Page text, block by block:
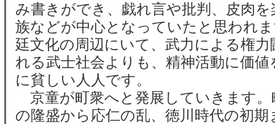
み書きができ、戯れ言や批判、皮肉
族などが中心となっていたと思われ
廷文化の周辺にいて、武力による権力
れる武士社会よりも、精神活動に価値
に貧しい人人です。
京童が町衆へと発展していきます。
の隆盛から応仁の乱、徳川時代の初期